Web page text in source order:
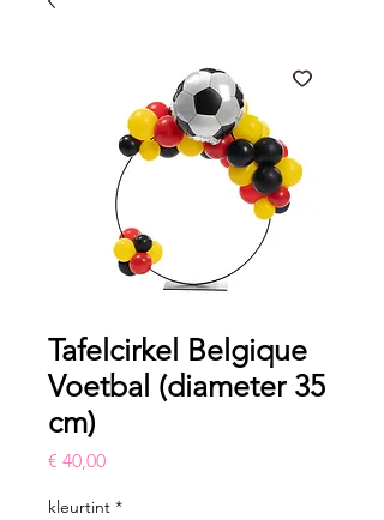
Tafelcirkel Belgique
Voetbal (diameter 35
cm)
€ 40,00Prijs
kleurtint *